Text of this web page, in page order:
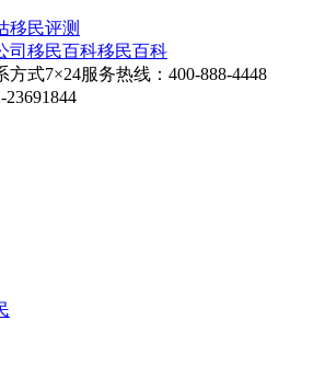
移民评测
移民百科
7×24服务热线： 400-888-4448
23691844